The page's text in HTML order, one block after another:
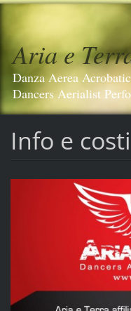
Aria e
Danza Aerea
Dancers Aerialist
Info e costi